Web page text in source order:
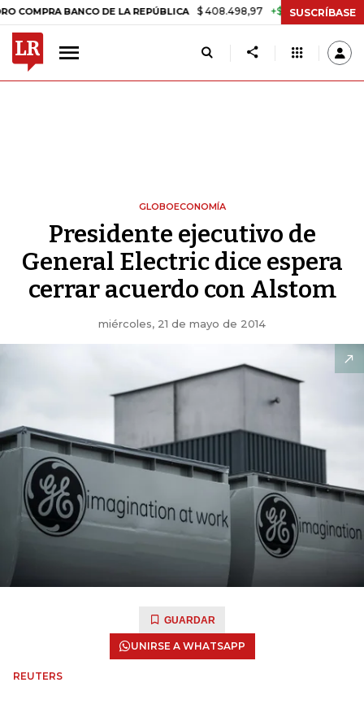
BANCO DE LA REPÚBLICA $ 408.498,97 +$ 8.753,81 +2,19%
SUSCRÍBASE
GLOBOECONOMÍA
Presidente ejecutivo de
General Electric dice espera
cerrar acuerdo con Alstom
miércoles, 21 de mayo de 2014
GUARDAR
UNIRSE A WHATSAPP
REUTERS